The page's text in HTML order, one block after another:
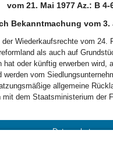
vom 21. Mai 1977 Az.: B 4-
Bekanntmachung vom 3.
Wiederkaufsrechte vom
als auch auf
oder künftig erwerben wird,
vom
allgemeine
dem Staatsministerium der
Datenschutz